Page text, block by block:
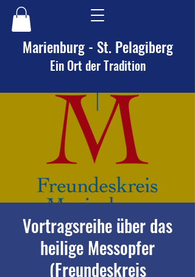
Marienburg - St. Pelagiberg
Ein Ort der Tradition
Vortragsreihe über das
heilige Messopfer
(Freundeskreis